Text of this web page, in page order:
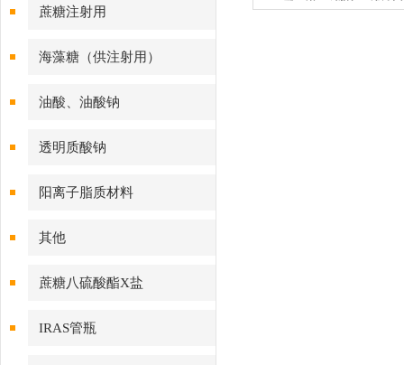
蔗糖注射用
海藻糖（供注射用）
油酸、油酸钠
透明质酸钠
阳离子脂质材料
其他
蔗糖八硫酸酯X盐
IRAS管瓶